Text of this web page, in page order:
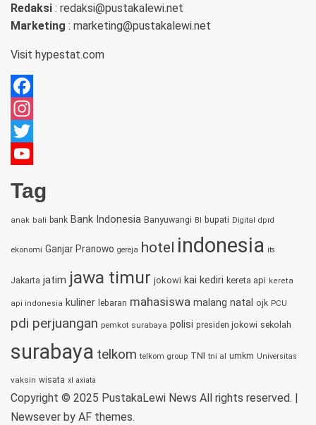
Redaksi : redaksi@pustakalewi.net
Marketing : marketing@pustakalewi.net
Visit hypestat.com
Facebook
Instagram
Twitter
Channel
Tag
anak bali bank Bank Indonesia Banyuwangi BI bupati Digital dprd
ekonomi Ganjar Pranowo gereja hotel indonesia its
Jakarta jatim jawa timur jokowi kai kediri kereta api kereta
api indonesia kuliner lebaran mahasiswa malang natal ojk PCU
pdi perjuangan pemkot surabaya polisi presiden jokowi sekolah
surabaya telkom telkom group TNI tni al umkm Universitas
vaksin wisata xl axiata
Copyright © 2025 PustakaLewi News All rights reserved. |
Newsever by AF themes.